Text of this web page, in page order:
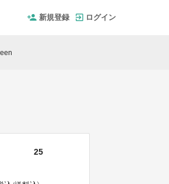
新規登録 ログイン
25